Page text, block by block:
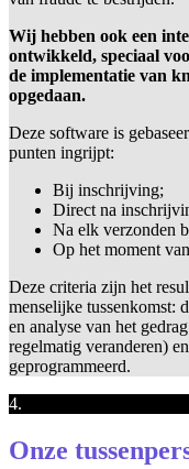
Wij hebben ook een
ontwikkeld, speciaal
de implementatie van
opgedaan.
Deze software is
punten ingrijpt:
Bij inschrijving;
Direct na
Na elk verzonden
Op het moment
Deze criteria zijn het
menselijke tussenkomst:
en analyse van het
regelmatig veranderen)
geprogrammeerd.
4.
Onze